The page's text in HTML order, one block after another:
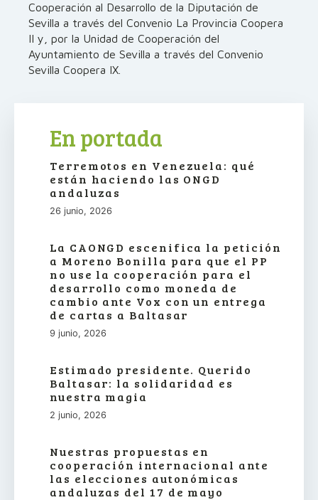
Cooperación al Desarrollo de la Diputación de
Sevilla a través del Convenio La Provincia Coopera
II y, por la Unidad de Cooperación del
Ayuntamiento de Sevilla a través del Convenio
Sevilla Coopera IX.
En portada
Terremotos en Venezuela: qué
están haciendo las ONGD
andaluzas
26 junio, 2026
La CAONGD escenifica la petición
a Moreno Bonilla para que el PP
no use la cooperación para el
desarrollo como moneda de
cambio ante Vox con un entrega
de cartas a Baltasar
9 junio, 2026
Estimado presidente. Querido
Baltasar: la solidaridad es
nuestra magia
2 junio, 2026
Nuestras propuestas en
cooperación internacional ante
las elecciones autonómicas
andaluzas del 17 de mayo